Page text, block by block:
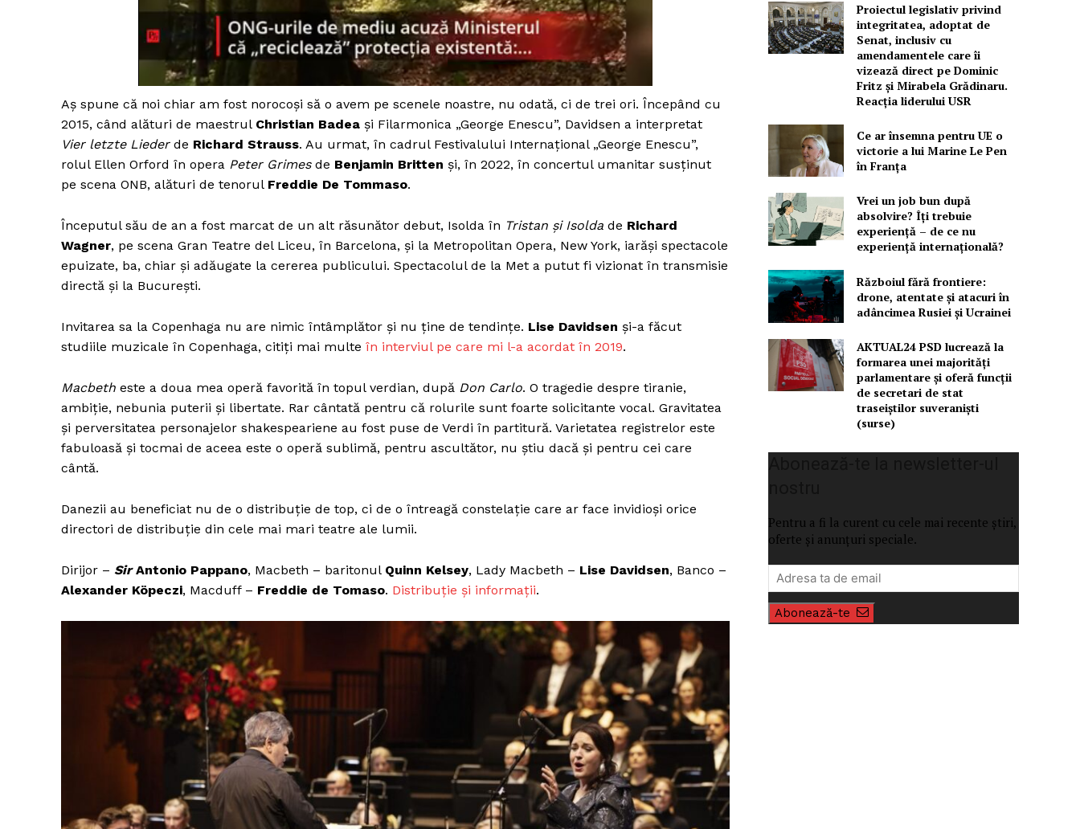
Un proiect
ROMÂNIA
PRESShub
Rețea
Contact
Aș spune că noi chiar am fost norocoși să o avem pe scenele noastre, nu odată, ci de trei ori. Începând cu
2015, când alături de maestrul Christian Badea și Filarmonica „George Enescu”, Davidsen a interpretat
Vier letzte Liederde Richard Strauss. Au urmat, în cadrul Festivalului Internațional „George Enescu”,
rolul Ellen Orford în opera Peter Grimesde Benjamin Britten și, în 2022, în concertul umanitar susținut
pe scena ONB, alături de tenorul Freddie De Tommaso.
Începutul său de an a fost marcat de un alt răsunător debut, Isolda în Tristan și Isolda de Richard
Wagner, pe scena Gran Teatre del Liceu, în Barcelona, și la Metropolitan Opera, New York, iarăși spectacole
epuizate, ba, chiar și adăugate la cererea publicului. Spectacolul de la Met a putut fi vizionat în transmisie
directă și la București.
Invitarea sa la Copenhaga nu are nimic întâmplător și nu ține de tendințe. Lise Davidsen și-a făcut
studiile muzicale în Copenhaga, citiți mai multe în interviul pe care mi l-a acordat în 2019.
Macbeth este a doua mea operă favorită în topul verdian, după Don Carlo. O tragedie despre tiranie,
ambiție, nebunia puterii și libertate. Rar cântată pentru că rolurile sunt foarte solicitante vocal. Gravitatea
și perversitatea personajelor shakespeariene au fost puse de Verdi în partitură. Varietatea registrelor este
fabuloasă și tocmai de aceea este o operă sublimă, pentru ascultător, nu știu dacă și pentru cei care
cântă.
Danezii au beneficiat nu de o distribuție de top, ci de o întreagă constelație care ar face invidioși orice
directori de distribuție din cele mai mari teatre ale lumii.
Dirijor – SirAntonio Pappano, Macbeth – baritonul Quinn Kelsey, Lady Macbeth – Lise Davidsen, Banco –
Alexander Köpeczi, Macduff – Freddie de Tomaso. Distribuție și informații.
Proiectul legislativ privind
integritatea, adoptat de
Senat, inclusiv cu
amendamentele care îi
vizează direct pe Dominic
Fritz și Mirabela Grădinaru.
Reacția liderului USR
Ce ar însemna pentru UE o
victorie a lui Marine Le Pen
în Franța
Vrei un job bun după
absolvire? Îți trebuie
experiență – de ce nu
experiență internațională?
Războiul fără frontiere:
drone, atentate și atacuri în
adâncimea Rusiei și Ucrainei
AKTUAL24 PSD lucrează la
formarea unei majorităţi
parlamentare și oferă funcții
de secretari de stat
traseiștilor suveraniști
(surse)
Pentru a fi la curent cu cele mai recente știri,
oferte și anunțuri speciale.
Abonează-te